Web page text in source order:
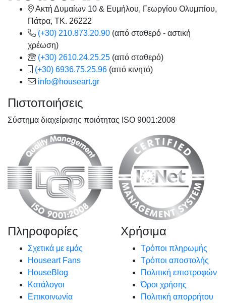
Ακτή Δυμαίων 10 & Ευμήλου, Γεωργίου Ολυμπίου,
Πάτρα, TK. 26222
(+30) 210.873.20.90 (από σταθερό - αστική
χρέωση)
(+30) 2610.24.25.25 (από σταθερό)
(+30) 6936.75.25.96 (από κινητό)
info@houseart.gr
Πιστοποιήσεις
Σύστημα διαχείρισης ποιότητας ISO 9001:2008
Πληροφορίες
Σχετικά με εμάς
Houseart Fans
HouseBlog
Κατάλογοι
Επικοινωνία
Χρήσιμα
Τρόποι πληρωμής
Τρόποι αποστολής
Πολιτική επιστροφών
Όροι χρήσης
Πολιτική απορρήτου